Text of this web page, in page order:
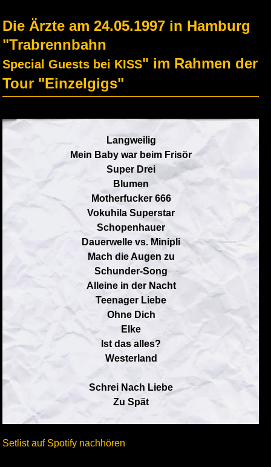
Die Ärzte am 24.05.1997 in Hamburg
"Trabrennbahn
Special Guests bei KISS" im Rahmen der
Tour "Einzelgigs"
Langweilig
Mein Baby war beim Frisör
Super Drei
Blumen
Motherfucker 666
Vokuhila Superstar
Schopenhauer
Dauerwelle vs. Minipli
Mach die Augen zu
Schunder-Song
Alleine in der Nacht
Teenager Liebe
Ohne Dich
Elke
Ist das alles?
Westerland
Schrei Nach Liebe
Zu Spät
Setlist auf Spotify nachhören